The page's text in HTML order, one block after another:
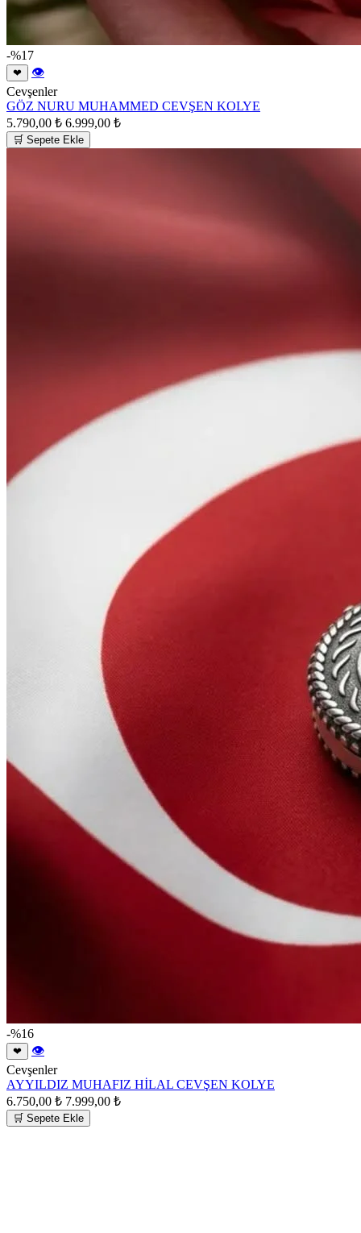
-%17
❤
👁
Cevşenler
GÖZ NURU MUHAMMED CEVŞEN KOLYE
5.790,00 ₺ 6.999,00 ₺
🛒 Sepete Ekle
-%16
❤
👁
Cevşenler
AYYILDIZ MUHAFIZ HİLAL CEVŞEN KOLYE
6.750,00 ₺ 7.999,00 ₺
🛒 Sepete Ekle